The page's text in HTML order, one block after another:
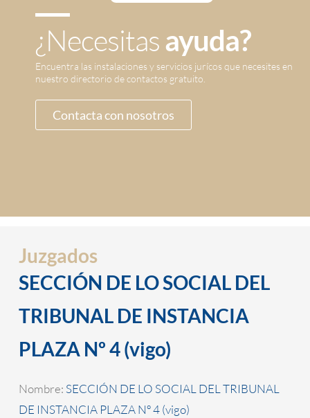
¿Necesitasayuda?
Encuentra las instalaciones y servicios jurícos que necesites en
nuestro directorio de contactos gratuito.
Contacta con nosotros
Juzgados
SECCIÓN DE LO SOCIAL DEL
TRIBUNAL DE INSTANCIA
PLAZA Nº 4 (vigo)
Nombre: SECCIÓN DE LO SOCIAL DEL TRIBUNAL
DE INSTANCIA PLAZA Nº 4 (vigo)